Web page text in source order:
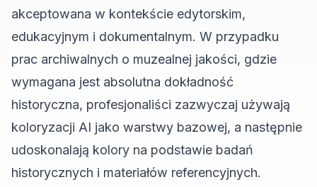
akceptowana w kontekście edytorskim,
edukacyjnym i dokumentalnym. W przypadku
prac archiwalnych o muzealnej jakości, gdzie
wymagana jest absolutna dokładność
historyczna, profesjonaliści zazwyczaj używają
koloryzacji AI jako warstwy bazowej, a następnie
udoskonalają kolory na podstawie badań
historycznych i materiałów referencyjnych.